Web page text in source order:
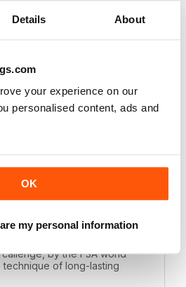
Details About
your experience on our
personalised content, ads and
OK
my personal information
Recensito 01 aprile 2020
pleasantly surprised by the
by the F3A world
technique of long-lasting